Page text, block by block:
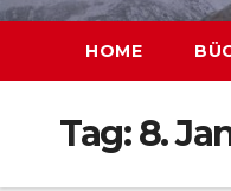
HOME
Tag:8.